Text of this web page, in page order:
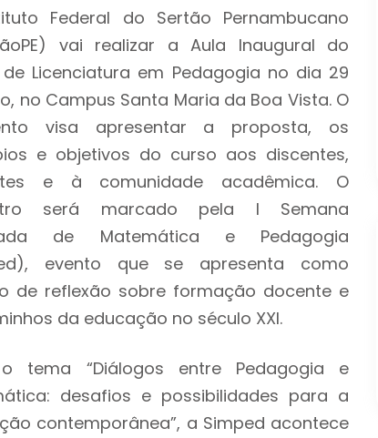
Federal do Sertão Pernambucano
vai realizar a Aula Inaugural do
Licenciatura em Pedagogia no dia 29
no Campus Santa Maria da Boa Vista. O
visa apresentar a proposta, os
e objetivos do curso aos discentes,
e à comunidade acadêmica. O
será marcado pela I Semana
de Matemática e Pedagogia
evento que se apresenta como
de reflexão sobre formação docente e
da educação no século XXI.
tema “Diálogos entre Pedagogia e
desafios e possibilidades para a
contemporânea”, a Simped acontece